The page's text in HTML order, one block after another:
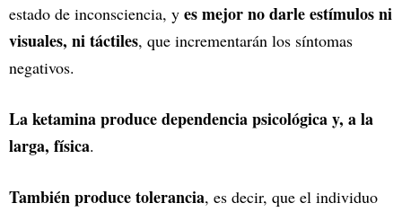
estado de inconsciencia, y es mejor no darle estímulos ni
visuales, ni táctiles, que incrementarán los síntomas
negativos.
La ketamina produce dependencia psicológica y, a la
larga, física.
También produce tolerancia, es decir, que el individuo